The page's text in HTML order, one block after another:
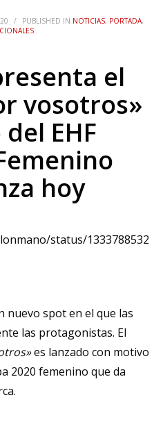
/ PUBLISHED IN NOTICIAS, PORTADA,
el
vosotros»
EHF
hoy
status/1333788532
nuevo spot en el que las
las protagonistas. El
es lanzado con motivo
2020 femenino que da